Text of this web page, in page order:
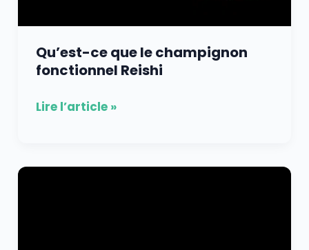
Qu’est-ce que le champignon
fonctionnel Reishi
Lire l’article »